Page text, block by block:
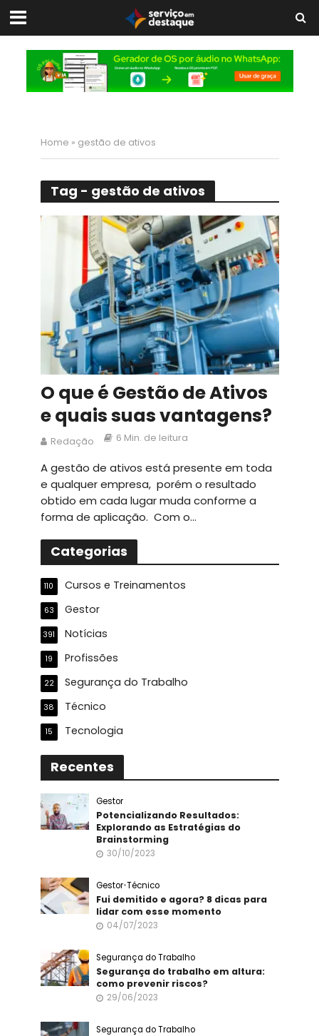
Home » gestão de ativos
Tag - gestão de ativos
O que é Gestão de Ativos
e quais suas vantagens?
Redação 6 Min. de leitura
A gestão de ativos está presente em toda
e qualquer empresa, porém o resultado
obtido em cada lugar muda conforme a
forma de aplicação. Com o...
Categorias
Cursos e Treinamentos
110
Gestor
63
Notícias
391
Profissões
19
Segurança do Trabalho
22
Técnico
38
Tecnologia
15
Recentes
Gestor
Potencializando Resultados:
Explorando as Estratégias do
Brainstorming
30/10/2023
Gestor•Técnico
Fui demitido e agora? 8 dicas para
lidar com esse momento
04/07/2023
Segurança do Trabalho
Segurança do trabalho em altura:
como prevenir riscos?
29/06/2023
Segurança do Trabalho